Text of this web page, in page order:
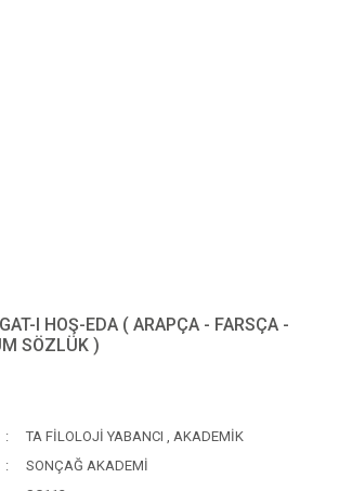
I HOŞ-EDA ( ARAPÇA - FARSÇA -
SÖZLÜK )
TA FİLOLOJİ YABANCI ,AKADEMİK
SONÇAĞ AKADEMİ